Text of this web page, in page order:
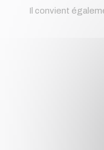
Il convient